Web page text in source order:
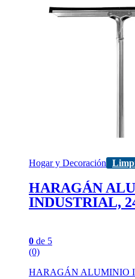
Hogar y Decoración
HARAGÁN
INDUSTRIAL,
0 de 5
(0)
HARAGÁN ALUMINIO